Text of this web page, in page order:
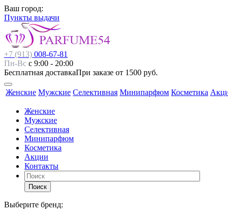
Ваш город:
Пункты выдачи
+7 (913) 008-67-81
Пн-Вс с 9:00 - 20:00
Бесплатная доставкаПри заказе от 1500 руб.
Женские Мужские Селективная Минипарфюм Косметика
Женские
Мужские
Селективная
Минипарфюм
Косметика
Акции
Контакты
Поиск
Выберите бренд: